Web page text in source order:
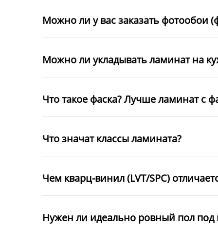
Можно ли у вас заказать фотообои
Можно ли укладывать ламинат на
Что такое фаска? Лучше ламинат с
Что значат классы ламината?
Чем кварц-винил (LVT/SPC)
Нужен ли идеально ровный пол под